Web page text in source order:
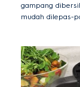
gampang
mudah dilepas-